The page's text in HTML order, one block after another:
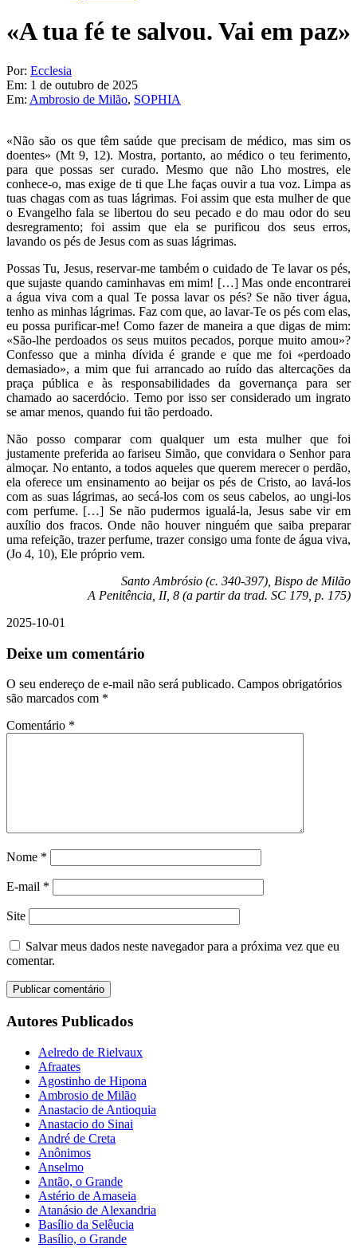
«A tua fé te salvou. Vai em paz»
Por: Ecclesia
Em: 1 de outubro de 2025
Em: Ambrosio de Milão, SOPHIA
«Não são os que têm saúde que precisam de médico, mas sim os
doentes» (Mt 9, 12). Mostra, portanto, ao médico o teu ferimento,
para que possas ser curado. Mesmo que não Lho mostres, ele
conhece-o, mas exige de ti que Lhe faças ouvir a tua voz. Limpa as
tuas chagas com as tuas lágrimas. Foi assim que esta mulher de que
o Evangelho fala se libertou do seu pecado e do mau odor do seu
desregramento; foi assim que ela se purificou dos seus erros,
lavando os pés de Jesus com as suas lágrimas.
Possas Tu, Jesus, reservar-me também o cuidado de Te lavar os pés,
que sujaste quando caminhavas em mim! […] Mas onde encontrarei
a água viva com a qual Te possa lavar os pés? Se não tiver água,
tenho as minhas lágrimas. Faz com que, ao lavar-Te os pés com elas,
eu possa purificar-me! Como fazer de maneira a que digas de mim:
«São-lhe perdoados os seus muitos pecados, porque muito amou»?
Confesso que a minha dívida é grande e que me foi «perdoado
demasiado», a mim que fui arrancado ao ruído das altercações da
praça pública e às responsabilidades da governança para ser
chamado ao sacerdócio. Temo por isso ser considerado um ingrato
se amar menos, quando fui tão perdoado.
Não posso comparar com qualquer um esta mulher que foi
justamente preferida ao fariseu Simão, que convidara o Senhor para
almoçar. No entanto, a todos aqueles que querem merecer o perdão,
ela oferece um ensinamento ao beijar os pés de Cristo, ao lavá-los
com as suas lágrimas, ao secá-los com os seus cabelos, ao ungi-los
com perfume. […] Se não pudermos igualá-la, Jesus sabe vir em
auxílio dos fracos. Onde não houver ninguém que saiba preparar
uma refeição, trazer perfume, trazer consigo uma fonte de água viva,
(Jo 4, 10), Ele próprio vem.
Santo Ambrósio (c. 340-397), Bispo de Milão
A Penitência, II, 8 (a partir da trad. SC 179, p. 175)
2025-10-01
Deixe um comentário
O seu endereço de e-mail não será publicado. Campos obrigatórios
são marcados com *
Comentário *
Nome *
E-mail *
Site
Salvar meus dados neste navegador para a próxima vez que eu
comentar.
Autores Publicados
Aelredo de Rielvaux
Afraates
Agostinho de Hipona
Ambrosio de Milão
Anastacio de Antioquia
Anastacio do Sinai
André de Creta
Anônimos
Anselmo
Antão, o Grande
Astério de Amaseia
Atanásio de Alexandria
Basílio da Selêucia
Basílio, o Grande